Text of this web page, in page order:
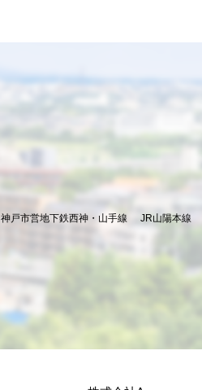
神戸市営地下鉄西神・山手線 JR山陽本線